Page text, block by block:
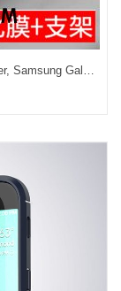
Samsung Galaxy A5 2017 Hoesje Hoes Roze Ster, Samsung Galaxy A5 2017 Hoesje All Inclusive Mobiele Telefoon